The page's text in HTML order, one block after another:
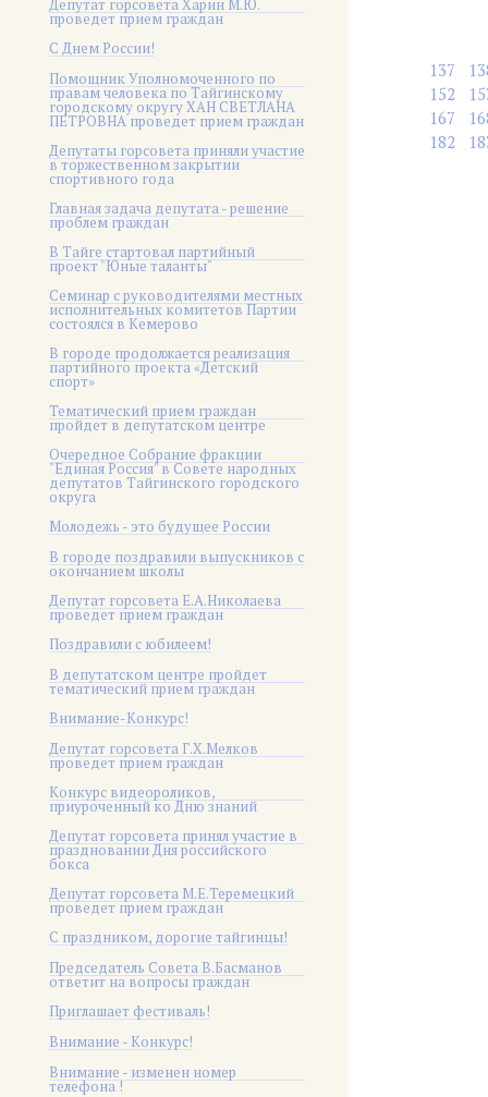
Депутат горсовета Харин М.Ю.
проведет прием граждан
С Днем России!
Помощник Уполномоченного по
правам человека по Тайгинскому
городскому округу ХАН СВЕТЛАНА
ПЕТРОВНА проведет прием граждан
Депутаты горсовета приняли участие
в торжественном закрытии
спортивного года
Главная задача депутата - решение
проблем граждан
В Тайге стартовал партийный
проект "Юные таланты"
Семинар с руководителями местных
исполнительных комитетов Партии
состоялся в Кемерово
В городе продолжается реализация
партийного проекта «Детский
спорт»
Тематический прием граждан
пройдет в депутатском центре
Очередное Собрание фракции
"Единая Россия" в Совете народных
депутатов Тайгинского городского
округа
Молодежь - это будущее России
В городе поздравили выпускников с
окончанием школы
Депутат горсовета Е.А.Николаева
проведет прием граждан
Поздравили с юбилеем!
В депутатском центре пройдет
тематический прием граждан
Внимание-Конкурс!
Депутат горсовета Г.Х.Мелков
проведет прием граждан
Конкурс видеороликов,
приуроченный ко Дню знаний
Депутат горсовета принял участие в
праздновании Дня российского
бокса
Депутат горсовета М.Е.Теремецкий
проведет прием граждан
С праздником, дорогие тайгинцы!
Председатель Совета В.Басманов
ответит на вопросы граждан
Приглашает фестиваль!
Внимание - Конкурс!
Внимание - изменен номер
телефона !
137
152
167
182